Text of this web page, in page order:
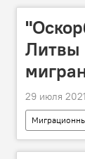
Литвы
29 июля
Белоруссия